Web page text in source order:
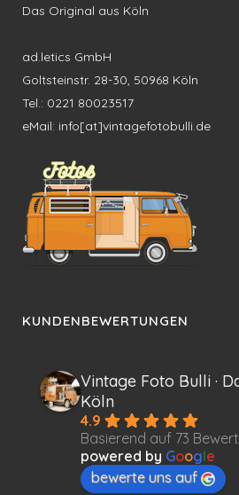
Das Original aus Köln
ad.letics GmbH
Goltsteinstr. 28-30, 50968 Köln
Tel.: 0221 80023517
eMail: info[at]vintagefotobulli.de
KUNDENBEWERTUNGEN
Vintage Foto Bulli ·
Köln
4.9
Basierend auf 73
powered by Google
bewerte uns auf